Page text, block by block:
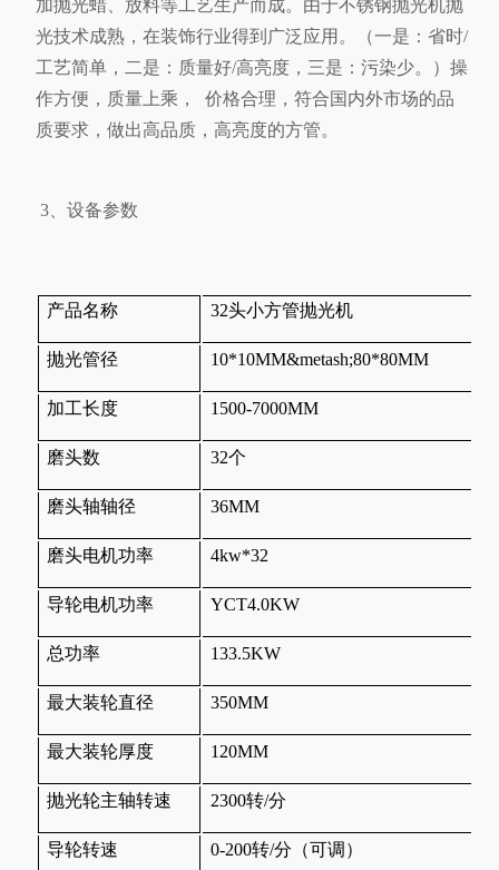
加抛光蜡、放料等工艺生产而成。由于不锈钢抛光机抛
光技术成熟，在装饰行业得到广泛应用。（一是：省时/
工艺简单，二是：质量好/高亮度，三是：污染少。）操
作方便，质量上乘， 价格合理，符合国内外市场的品
质要求，做出高品质，高亮度的方管。
3 、设备参数
产品名称 32头小方管抛光机
抛光管径 10*10MM&metash;80*80MM
加工长度 1500-7000MM
磨头数 32个
磨头轴轴径 36MM
磨头电机功率 4kw*32
导轮电机功率 YCT4.0KW
总功率 133.5KW
最大装轮直径 350MM
最大装轮厚度 120MM
抛光轮主轴转速 2300转/分
导轮转速 0-200转/分（可调）